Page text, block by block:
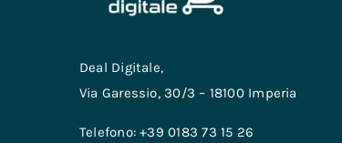
Deal Digitale,
Via Garessio, 30/3 – 18100 Imperia
Telefono: +39 0183 73 15 26